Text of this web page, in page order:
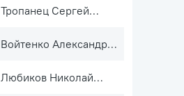
Тропанец Сергей
Войтенко Александр
Любиков Николай